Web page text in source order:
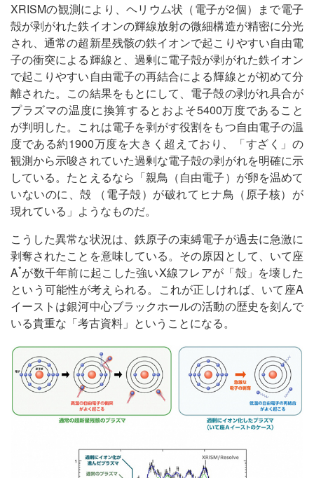
XRISMの観測により、ヘリウム状（電子が2個）まで電子
殻が剥がれた鉄イオンの輝線放射の微細構造が精密に分光
され、通常の超新星残骸の鉄イオンで起こりやすい自由電
子の衝突による輝線と、過剰に電子殻が剥がれた鉄イオン
で起こりやすい自由電子の再結合による輝線とが初めて分
離された。この結果をもとにして、電子殻の剥がれ具合が
プラズマの温度に換算するとおよそ5400万度であること
が判明した。これは電子を剥がす役割をもつ自由電子の温
度である約1900万度を大きく超えており、「すざく」の
観測から示唆されていた過剰な電子殻の剥がれを明確に示
している。たとえるなら「親鳥（自由電子）が卵を温めて
いないのに、殻 （電子殻）が破れてヒナ鳥（原子核）が
現れている」ようなものだ。
こうした異常な状況は、鉄原子の束縛電子が過去に急激に
剥奪されたことを意味している。その原因として、いて座
A*が数千年前に起こした強いX線フレアが「殻」を壊した
という可能性が考えられる。これが正しければ、いて座A
イーストは銀河中心ブラックホールの活動の歴史を刻んで
いる貴重な「考古資料」ということになる。